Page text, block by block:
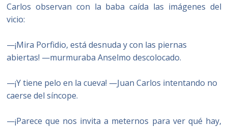
Carlos observan con la baba caída las imágenes del
vicio:
—¡Mira Porfidio, está desnuda y con las piernas
abiertas! —murmuraba Anselmo descolocado.
—¡Y tiene pelo en la cueva! —Juan Carlos intentando no
caerse del síncope.
—¡Parece que nos invita a meternos para ver qué hay,